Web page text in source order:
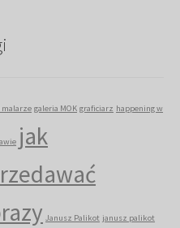
malarze galeria MOK graficiarz happening w
jak
Janusz Palikot janusz palikot